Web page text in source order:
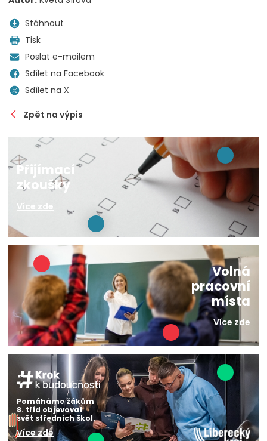
Stáhnout
Tisk
Poslat e-mailem
Sdílet na Facebook
Sdílet na X
Zpět na výpis
Přijímací
zkoušky
Více zde
Volná
pracovní
místa
Více zde
Pomáháme žákům
8. tříd objevovat
svět středních škol.
Více zde